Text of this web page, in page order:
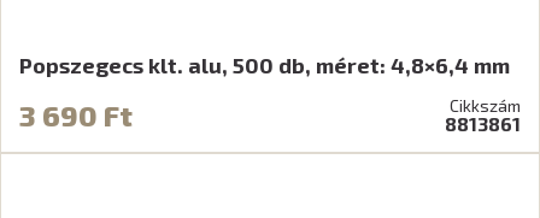
Popszegecs klt. alu, 500 db, méret: 4,8×6,4 mm
3 690 Ft Cikkszám
8813861